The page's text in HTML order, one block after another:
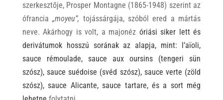
szerkesztője, Prosper Montagne (1865-1948) szerint az
ófrancia„moyeu”, tojássárgája, szóból ered a mártás
neve. Akárhogy is volt, a majonéz óriási siker lett és
derivátumok hosszú sorának az alapja, mint: l’aïoli,
sauce rémoulade, sauce aux oursins (tengeri sün
szósz), sauce suédoise (svéd szósz), sauce verte (zöld
szósz),sauce Alicante, sauce tartare, és a sort még